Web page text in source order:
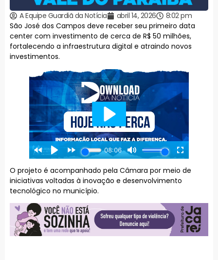
A Equipe Guardiã da Notícia abril 14, 2026
8:02 pm
São José dos Campos deve receber seu primeiro data
center com investimento de cerca de R$ 50 milhões,
fortalecendo a infraestrutura digital e atraindo novos
investimentos.
O projeto é acompanhado pela Câmara por meio de
iniciativas voltadas à inovação e desenvolvimento
tecnológico no município.